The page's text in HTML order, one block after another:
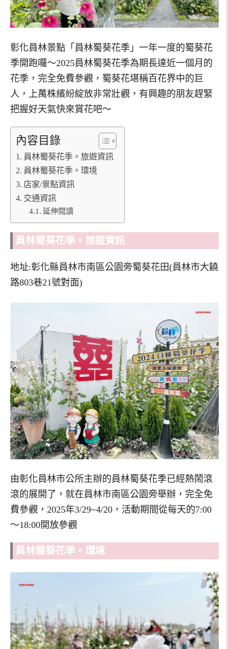
彰化員林景點「員林蜀葵花季」一年一度的蜀葵花
季開跑囉～2025員林蜀葵花季為期長達近一個月的
花季，完全免費參觀，蜀葵花堪稱百花界中的巨
人，上萬株繽紛綻放非常壯觀，有興趣的朋友趕緊
把握好天氣快來賞花吧～
內容目錄
員林蜀葵花季。旅遊資訊
員林蜀葵花季。環境
店家/景點資訊
交通資訊
延伸閱讀
員林蜀葵花季。旅遊資訊
地址:彰化縣員林市南區公園旁蜀葵花田(員林市大饒
路803巷21號對面)
由彰化員林市公所主辦的員林蜀葵花季已經熱鬧滾
滾的展開了，就在員林市南區公園旁舉辦，完全免
費參觀，2025年3/29~4/20，活動期間從每天的7:00
～18:00開放參觀
員林蜀葵花季。環境